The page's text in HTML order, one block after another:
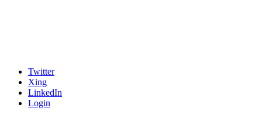
Twitter
Xing
LinkedIn
Login